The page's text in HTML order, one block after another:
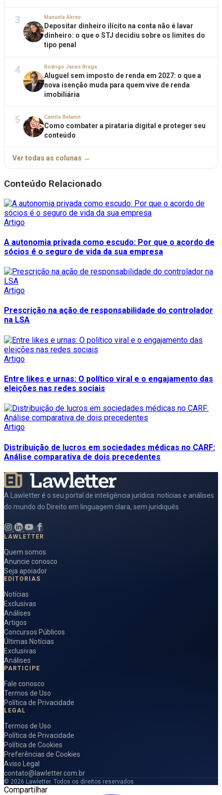
3 Manuela Abreu
Depositar dinheiro ilícito na conta não é lavar
dinheiro: o que o STJ decidiu sobre os limites do
tipo penal
4 Rodrigo Janes Braga
Aluguel sem imposto de renda em 2027: o que a
nova isenção muda para quem vive de renda
imobiliária
5 Camila Betanin
Como combater a pirataria digital e proteger seu
conteúdo
Ver todas as colunas →
Conteúdo Relacionado
Artigo
A autonomia privada como escudo: Por que o acordo de
sócios é o seguro de vida da sua empresa
Artigo
Prescrição na ação de responsabilidade do controlador
na LSA
Artigo
Entre likes e urnas: O político viral e o engajamento das
eleições nas redes sociais
Artigo
Distribuição de lucros em sociedades médicas no CARF:
Análise comparativa de dois precedentes
A Lawletter é o seu portal de inteligência jurídica: notícias e análises
do mundo do Direito em linguagem clara, sem juridiquês.
LAWLETTER
Quem somos
Anuncie conosco
Seja apoiador
EDITORIAS
Notícias
Exclusivas
Análises
Artigos
Concursos Públicos
Últimas Notícias
Exclusivas
Análises
PARTICIPE
Fale conosco
Termos de Uso
Política de Privacidade
LEGAL
Termos de Uso
Política de Privacidade
Política de Cookies
Preferências de Cookies
Aviso Legal
contato@lawletter.com.br
© 2026 Lawletter. Todos os direitos reservados.
Compartilhar